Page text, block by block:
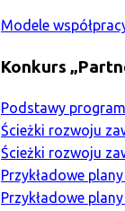
Modele
Konkurs
Podstawy
Ścieżki rozwoju
Ścieżki rozwoju
Przykładowe
Przykładowe